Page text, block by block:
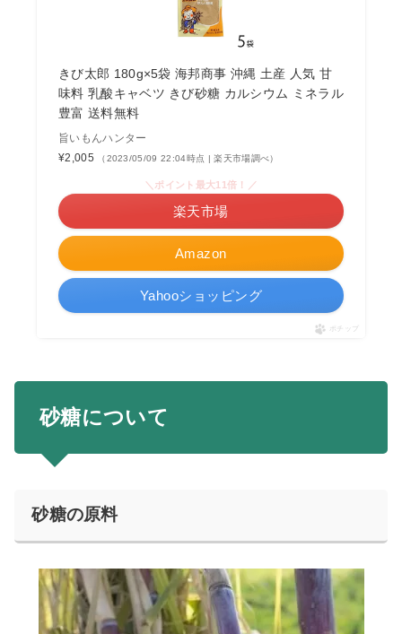
きび太郎 180g×5袋 海邦商事 沖縄 土産 人気 甘
味料 乳酸キャベツ きび砂糖 カルシウム ミネラル
豊富 送料無料
旨いもんハンター
¥2,005
（2023/05/09 22:04時点 | 楽天市場調べ）
Amazon
＼ポイント最大11倍！／
楽天市場
Yahooショッピング
ポチップ
砂糖について
砂糖の原料